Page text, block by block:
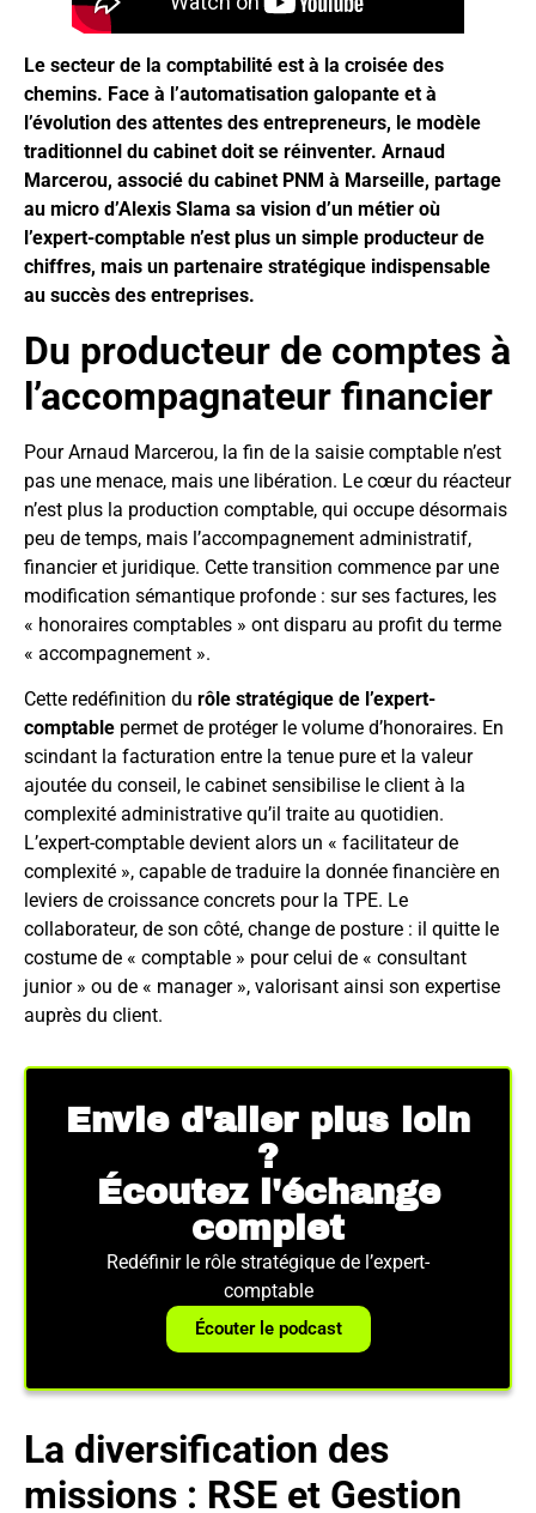
Le secteur de la comptabilité est à la croisée des
chemins. Face à l’automatisation galopante et à
l’évolution des attentes des entrepreneurs, le modèle
traditionnel du cabinet doit se réinventer. Arnaud
Marcerou, associé du cabinet PNM à Marseille, partage
au micro d’Alexis Slama sa vision d’un métier où
l’expert-comptable n’est plus un simple producteur de
chiffres, mais un partenaire stratégique indispensable
au succès des entreprises.
Du producteur de comptes à
l’accompagnateur financier
Pour Arnaud Marcerou, la fin de la saisie comptable n’est
pas une menace, mais une libération. Le cœur du réacteur
n’est plus la production comptable, qui occupe désormais
peu de temps, mais l’accompagnement administratif,
financier et juridique. Cette transition commence par une
modification sémantique profonde : sur ses factures, les
« honoraires comptables » ont disparu au profit du terme
« accompagnement ».
Cette redéfinition du rôle stratégique de l’expert-
comptable permet de protéger le volume d’honoraires. En
scindant la facturation entre la tenue pure et la valeur
ajoutée du conseil, le cabinet sensibilise le client à la
complexité administrative qu’il traite au quotidien.
L’expert-comptable devient alors un « facilitateur de
complexité », capable de traduire la donnée financière en
leviers de croissance concrets pour la TPE. Le
collaborateur, de son côté, change de posture : il quitte le
costume de « comptable » pour celui de « consultant
junior » ou de « manager », valorisant ainsi son expertise
auprès du client.
Envie d'aller plus loin
?
Écoutez l'échange
complet
Redéfinir le rôle stratégique de l’expert-
comptable
Écouter le podcast
La diversification des
missions : RSE et Gestion